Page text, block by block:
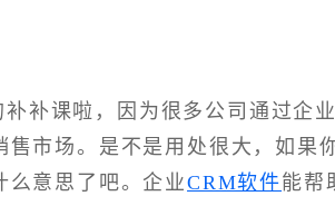
补课啦，因为很多公司通过企业
市场。是不是用处很大，如果
么意思了吧。企业CRM软件能帮